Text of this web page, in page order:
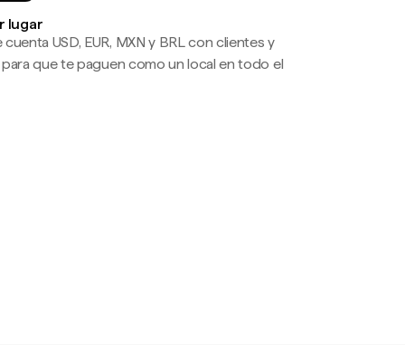
lugar
USD, EUR, MXN y BRL con clientes y
que te paguen como un local en todo el